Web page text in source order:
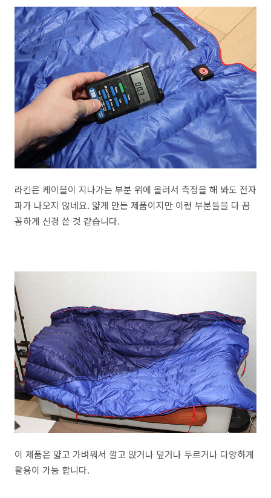
라킨은 케이블이 지나가는 부분 위에 올려서 측정을 해 봐도 전자
파가 나오지 않네요. 얇게 만든 제품이지만 이런 부분들을 다 꼼
꼼하게 신경 쓴 것 같습니다.
이 제품은 얇고 가벼워서 깔고 앉거나 덮거나 두르거나 다양하게
활용이 가능 합니다.